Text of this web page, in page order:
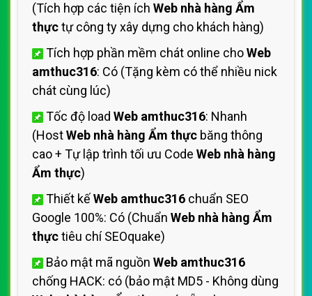
(Tích hợp các tiện ích Web nhà hàng Ẩm
thựctự công ty xây dựng cho khách hàng)
Tích hợp phần mềm chát online choWeb
amthuc316: Có (Tặng kèm có thể nhiều nick
chát cùng lúc)
Tốc độ load Web amthuc316: Nhanh
(HostWeb nhà hàng Ẩm thực băng thông
cao + Tự lập trình tối ưu Code Web nhà hàng
Ẩm thực)
Thiết kếWeb amthuc316 chuẩn SEO
Google 100%: Có (Chuẩn Web nhà hàng Ẩm
thựctiêu chí SEOquake)
Bảo mật mã nguồn Web amthuc316
chống HACK: có (bảo mật MD5 - Không dùng